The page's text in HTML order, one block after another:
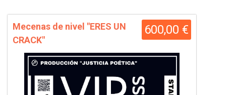
600,00 €
Mecenas de nivel "ERES UN
CRACK"